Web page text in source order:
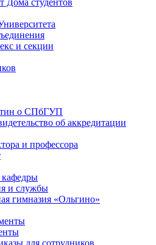
Дома студентов
и секции
о СПбГУП
об аккредитации
и профессора
кафедры
и службы
гимназия «Ольгино»
для сотрудников